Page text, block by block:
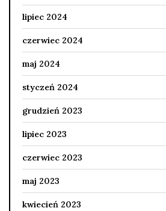
lipiec 2024
czerwiec 2024
maj 2024
styczeń 2024
grudzień 2023
lipiec 2023
czerwiec 2023
maj 2023
kwiecień 2023